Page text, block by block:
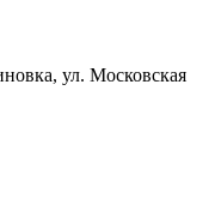
ул. Московская